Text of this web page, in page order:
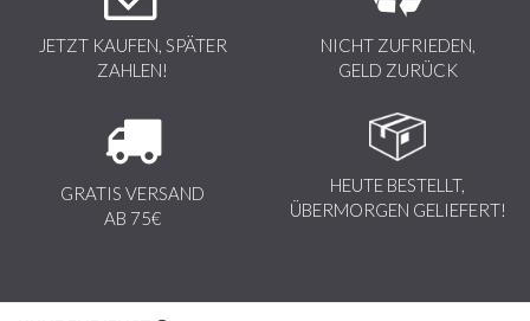
JETZT KAUFEN, SPÄTER
ZAHLEN!
NICHT ZUFRIEDEN,
GELD ZURÜCK
GRATIS VERSAND
AB 75€
HEUTE BESTELLT,
ÜBERMORGEN GELIEFERT!